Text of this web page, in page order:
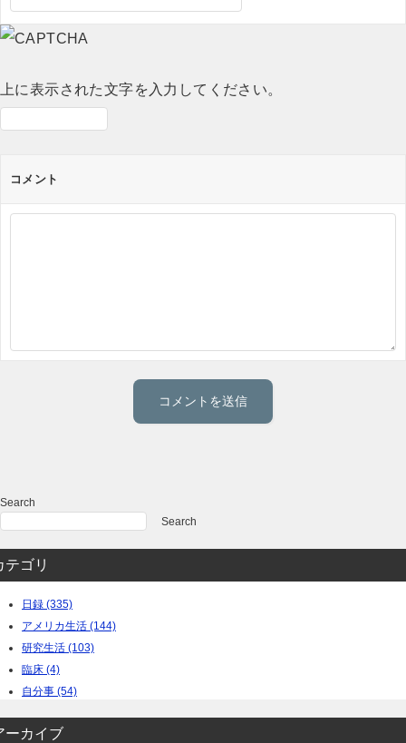
上に表示された文字を入力してください。
コメント
Search
Search
テゴリ
日録 (335)
アメリカ生活 (144)
研究生活 (103)
臨床 (4)
自分事 (54)
ーカイブ